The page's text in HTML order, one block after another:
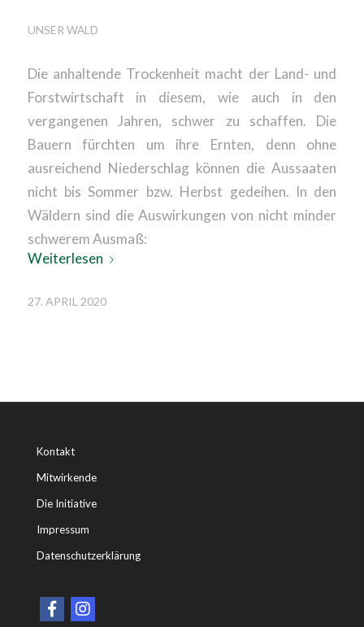
UNSER WALD
Die anhaltende Trockenheit macht der Land- und
Forstwirtschaft in diesem, wie auch in den
vergangenen Jahren, schwer zu schaffen. Die
Bauern fürchten um ihre Ernten, denn ohne
ausreichend Niederschlag können die Aussaaten
nicht bis Sommer bzw. Herbst gedeihen. In den
Wäldern sind die Auswirkungen von nicht minder
schwerem Ausmaß:
Weiterlesen
27. APRIL 2020
Kontakt
Mitwirkende
Die Initiative
Impressum
Datenschutzerklärung